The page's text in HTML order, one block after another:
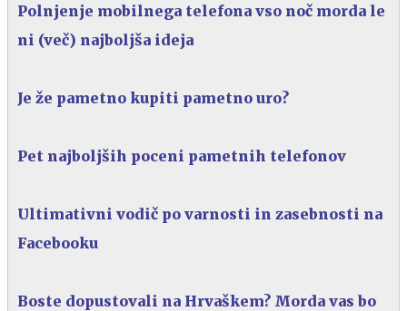
Polnjenje mobilnega telefona vso noč morda le
ni (več) najboljša ideja
Je že pametno kupiti pametno uro?
Pet najboljših poceni pametnih telefonov
Ultimativni vodič po varnosti in zasebnosti na
Facebooku
Boste dopustovali na Hrvaškem? Morda vas bo